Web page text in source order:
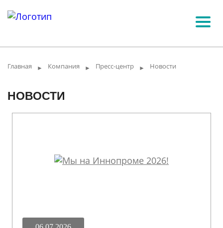
Главная ► Компания ► Пресс-центр ► Новости
НОВОСТИ